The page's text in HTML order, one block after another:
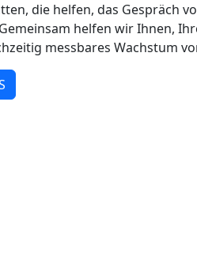
die helfen, das Gespräch
helfen wir Ihnen,
messbares Wachstum